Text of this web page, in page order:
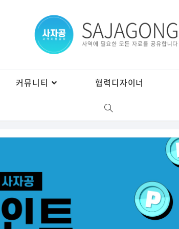
커뮤니티 협력디자이너